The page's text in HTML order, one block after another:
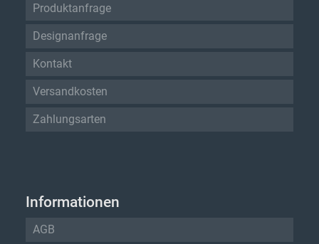
Produktanfrage
Designanfrage
Kontakt
Versandkosten
Zahlungsarten
Informationen
AGB